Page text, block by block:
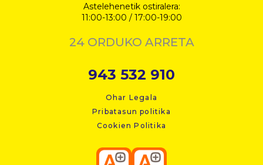
Astelehenetik ostiralera:
11:00-13:00 / 17:00-19:00
24 ORDUKO ARRETA
943 532 910
Ohar Legala
Pribatasun politika
Cookien Politika